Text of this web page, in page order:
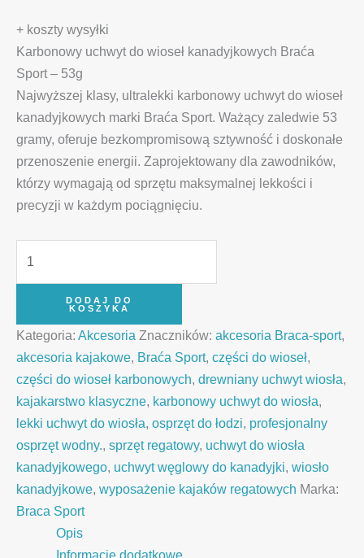
+ koszty wysyłki
Karbonowy uchwyt do wioseł kanadyjkowych Braća
Sport – 53g
Najwyższej klasy, ultralekki karbonowy uchwyt do wioseł
kanadyjkowych marki Braća Sport. Ważący zaledwie 53
gramy, oferuje bezkompromisową sztywność i doskonałe
przenoszenie energii. Zaprojektowany dla zawodników,
którzy wymagają od sprzętu maksymalnej lekkości i
precyzji w każdym pociągnięciu.
DODAJ DO
KOSZYKA
Kategoria: Akcesoria Znaczników: akcesoria Braca-sport,
akcesoria kajakowe, Braća Sport, części do wioseł,
części do wioseł karbonowych, drewniany uchwyt wiosła,
kajakarstwo klasyczne, karbonowy uchwyt do wiosła,
lekki uchwyt do wiosła, osprzęt do łodzi, profesjonalny
osprzęt wodny., sprzęt regatowy, uchwyt do wiosła
kanadyjkowego, uchwyt węglowy do kanadyjki, wiosło
kanadyjkowe, wyposażenie kajaków regatowych Marka:
Braca Sport
Opis
Informacje dodatkowe